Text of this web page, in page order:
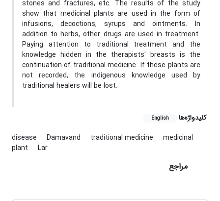
stones and fractures, etc. The results of the study
show that medicinal plants are used in the form of
infusions, decoctions, syrups and ointments. In
addition to herbs, other drugs are used in treatment.
Paying attention to traditional treatment and the
knowledge hidden in the therapists' breasts is the
continuation of traditional medicine. If these plants are
not recorded, the indigenous knowledge used by
traditional healers will be lost.
کلیدواژه‌ها English
disease Damavand traditional medicine
medicinal
plant
Lar
مراجع